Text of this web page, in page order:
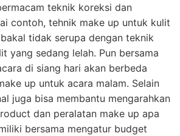
teknik koreksi dan
contoh, tehnik make up untuk kulit
tidak serupa dengan teknik
yang sedang lelah. Pun bersama
di siang hari akan berbeda
up untuk acara malam. Selain
juga bisa membantu mengarahkan
dan peralatan make up apa
bersama mengatur budget